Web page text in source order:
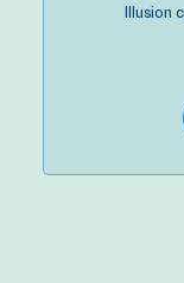
Illusion